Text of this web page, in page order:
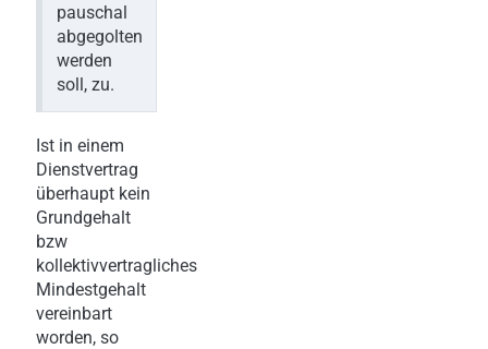
pauschal
abgegolten
werden
soll, zu.
Ist in einem
Dienstvertrag
überhaupt kein
Grundgehalt
bzw
kollektivvertragliches
Mindestgehalt
vereinbart
worden, so